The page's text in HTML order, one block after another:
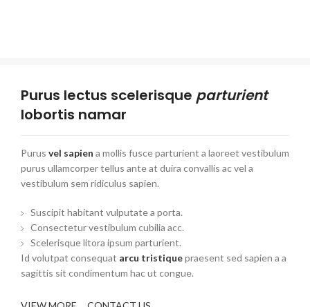
Purus lectus scelerisque parturient
lobortis namar
Purus vel sapien a mollis fusce parturient a laoreet vestibulum
purus ullamcorper tellus ante at duira convallis ac vel a
vestibulum sem ridiculus sapien.
Suscipit habitant vulputate a porta.
Consectetur vestibulum cubilia acc.
Scelerisque litora ipsum parturient.
Id volutpat consequat arcu tristiquepraesent sed sapien a a
sagittis sit condimentum hac ut congue.